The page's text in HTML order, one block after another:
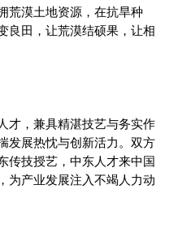
荒漠土地资源，在抗旱种
良田，让荒漠结硕果，让相
才，兼具精湛技艺与务实作
发展热忱与创新活力。双方
传技授艺，中东人才来中国
为产业发展注入不竭人力动